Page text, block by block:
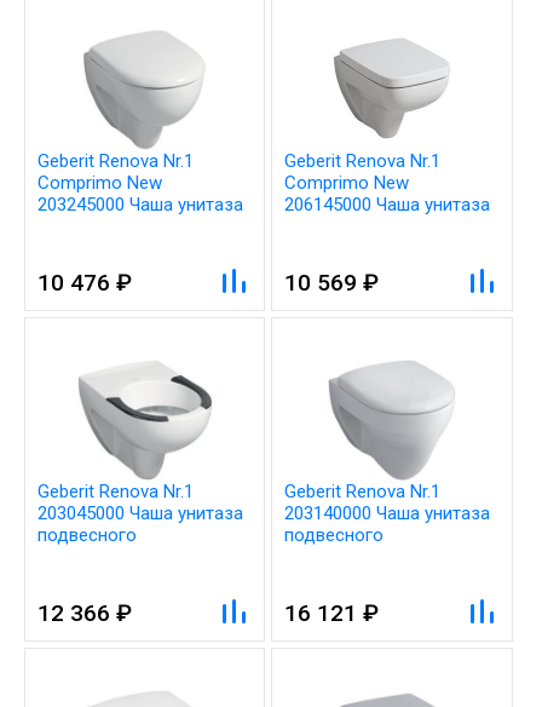
Geberit Renova Nr.1
Comprimo New
203245000 Чаша унитаза
10 476 ₽
Geberit Renova Nr.1
Comprimo New
206145000 Чаша унитаза
10 569 ₽
Geberit Renova Nr.1
203045000 Чаша унитаза
подвесного
12 366 ₽
Geberit Renova Nr.1
203140000 Чаша унитаза
подвесного
16 121 ₽